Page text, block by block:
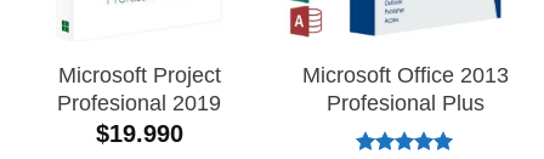
Microsoft Project
Profesional 2019
$19.990
Microsoft Office 2013
Profesional Plus